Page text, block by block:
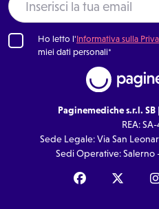
Ho letto l'Informativa sulla
miei dati personali*
Paginemediche s.r.l. SB
REA:
Sede Legale: Via San
Sedi Operative: Salerno